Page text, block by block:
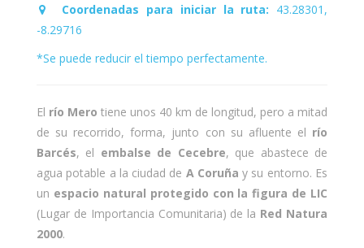
Coordenadas para iniciar la ruta: 43.28301,
-8.29716
*Se puede reducir el tiempo perfectamente.
El río Mero tiene unos 40 km de longitud, pero a mitad
de su recorrido, forma, junto con su afluente el río
Barcés, el embalse de Cecebre, que abastece de
agua potable a la ciudad de A Coruña y su entorno. Es
un espacio natural protegido con la figura de LIC
(Lugar de Importancia Comunitaria) de la Red Natura
2000.